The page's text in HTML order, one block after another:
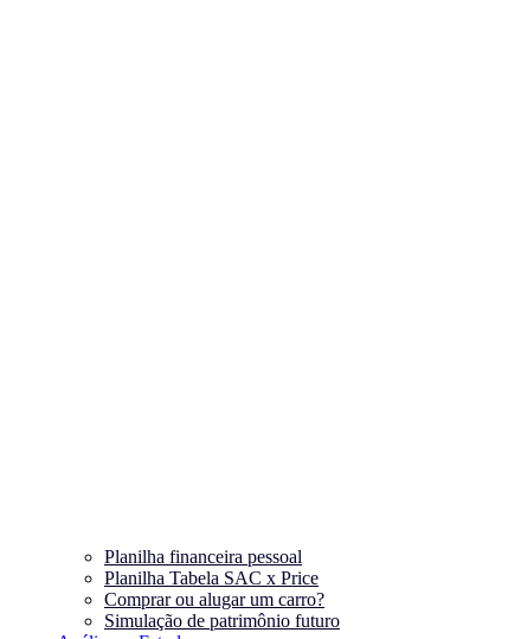
Planilha financeira pessoal
Planilha Tabela SAC x Price
Comprar ou alugar um carro?
Simulação de patrimônio futuro